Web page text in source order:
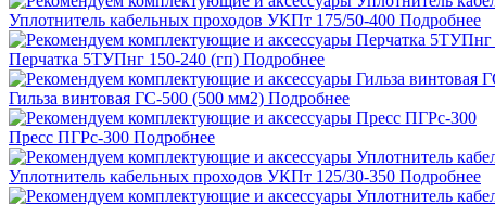
Уплотнитель кабельных проходов УКПт 175/50-400 Подробнее
Перчатка 5ТУПнг 150-240 (гп) Подробнее
Гильза винтовая ГС-500 (500 мм2) Подробнее
Пресс ПГРс-300 Подробнее
Уплотнитель кабельных проходов УКПт 125/30-350 Подробнее